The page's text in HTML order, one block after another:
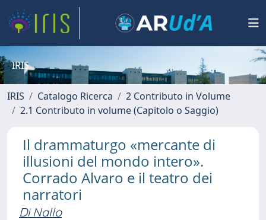
IRIS
IRIS Catalogo Ricerca
2 Contributo in Volume
2.1 Contributo in volume (Capitolo o Saggio)
Il drammaturgo «mercante di
illusioni del mondo intero».
Corrado Alvaro e il teatro dei
narratori
Di Nallo